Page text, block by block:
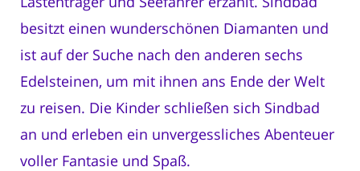
besitzt einen wunderschönen Diamanten und
ist auf der Suche nach den anderen sechs
Edelsteinen, um mit ihnen ans Ende der Welt
zu reisen. Die Kinder schließen sich Sindbad
an und erleben ein unvergessliches Abenteuer
voller Fantasie und Spaß.